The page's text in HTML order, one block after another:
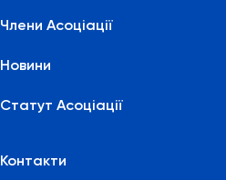
Члени Асоціації
Новини
Статут Асоціації
Контакти